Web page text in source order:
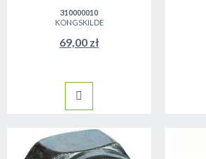
310000010
KONGSKILDE
69,00 zł